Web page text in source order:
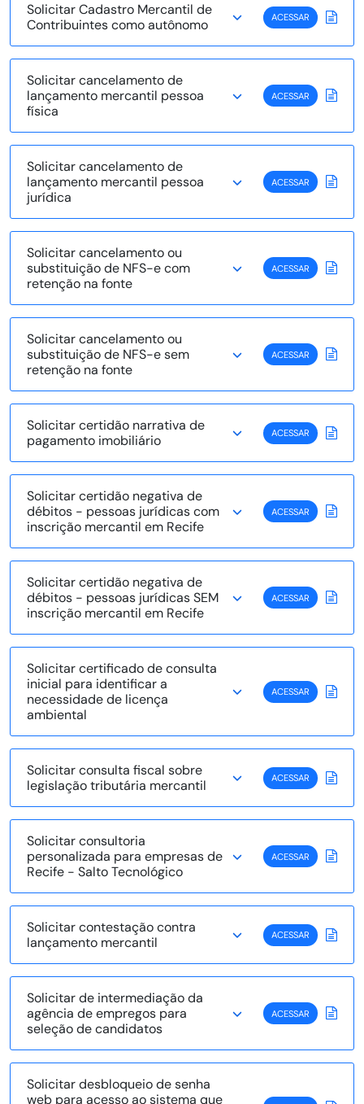
Solicitar Cadastro Mercantil de
Contribuintes como autônomo
ACESSAR
Solicitar cancelamento de
lançamento mercantil pessoa
física
ACESSAR
Solicitar cancelamento de
lançamento mercantil pessoa
jurídica
ACESSAR
Solicitar cancelamento ou
substituição de NFS-e com
retenção na fonte
ACESSAR
Solicitar cancelamento ou
substituição de NFS-e sem
retenção na fonte
ACESSAR
Solicitar certidão narrativa de
pagamento imobiliário
ACESSAR
Solicitar certidão negativa de
débitos - pessoas jurídicas com
inscrição mercantil em Recife
ACESSAR
Solicitar certidão negativa de
débitos - pessoas jurídicas SEM
inscrição mercantil em Recife
ACESSAR
Solicitar certificado de consulta
inicial para identificar a
necessidade de licença
ambiental
ACESSAR
Solicitar consulta fiscal sobre
legislação tributária mercantil
ACESSAR
Solicitar consultoria
personalizada para empresas de
Recife - Salto Tecnológico
ACESSAR
Solicitar contestação contra
lançamento mercantil
ACESSAR
Solicitar de intermediação da
agência de empregos para
seleção de candidatos
ACESSAR
Solicitar desbloqueio de senha
web para acesso ao sistema que